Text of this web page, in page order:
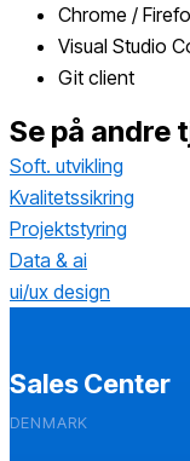
Chrome /
Visual Studio
Git client
Se på andre
Soft. utvikling
Kvalitetssikring
Projektstyring
Data & ai
ui/ux design
Sales Center
DENMARK